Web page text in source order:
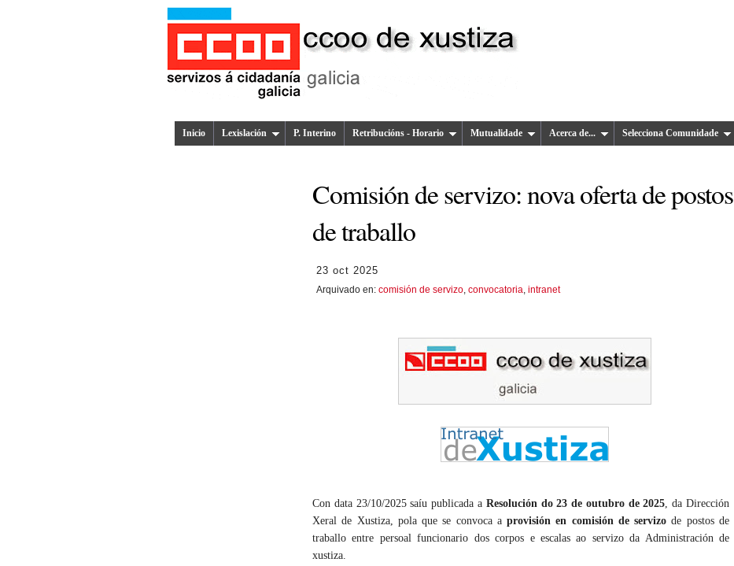
Inicio Lexislación P. Interino Retribucións - Horario Mutualidade Acerca de... Selecciona Comunidade
Comisión de servizo: nova oferta de postos
de traballo
23 oct 2025
Arquivado en: comisión de servizo convocatoria intranet
Con data 23/10/2025 saíu publicada a Resolución do 23 de outubro de 2025 , da Dirección
Xeral de Xustiza, pola que se convoca aprovisión en comisión de servizo de postos de
traballo entre persoal funcionario dos corpos e escalas ao servizo da Administración de
xustiza.